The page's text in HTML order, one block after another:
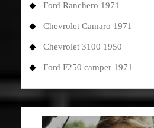
Ford Ranchero 1971
Chevrolet Camaro 1971
Chevrolet 3100 1950
Ford F250 camper 1971